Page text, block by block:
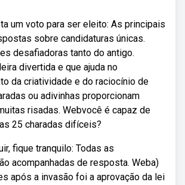
um voto para ser eleito: As principais
sobre candidaturas únicas.
desafiadoras tanto do antigo.
divertida e que ajuda no
da criatividade e do raciocínio de
ou adivinhas proporcionam
risadas. Webvocê é capaz de
25 charadas difíceis?
fique tranquilo: Todas as
acompanhadas de resposta. Weba)
após a invasão foi a aprovação da lei